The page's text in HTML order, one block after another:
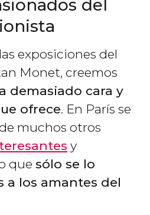
del
exposiciones del
Monet, creemos
demasiado cara y
ofrece. En París se
muchos otros
y
que sólo se lo
a los amantes del